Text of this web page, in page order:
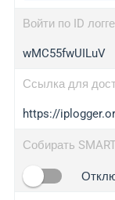
wl.gl
ed.tc
iplogger.com
maper.info
2no.co
Войти по ID
wMC55fwUILuV
Ссылка для
https://
Собирать